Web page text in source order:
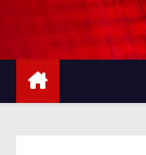
n